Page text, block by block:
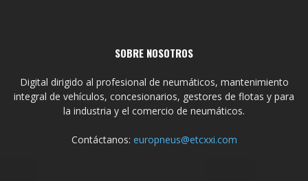
SOBRE NOSOTROS
Digital dirigido al profesional de neumáticos, mantenimiento
integral de vehículos, concesionarios, gestores de flotas y para
la industria y el comercio de neumáticos.
Contáctanos: europneus@etcxxi.com